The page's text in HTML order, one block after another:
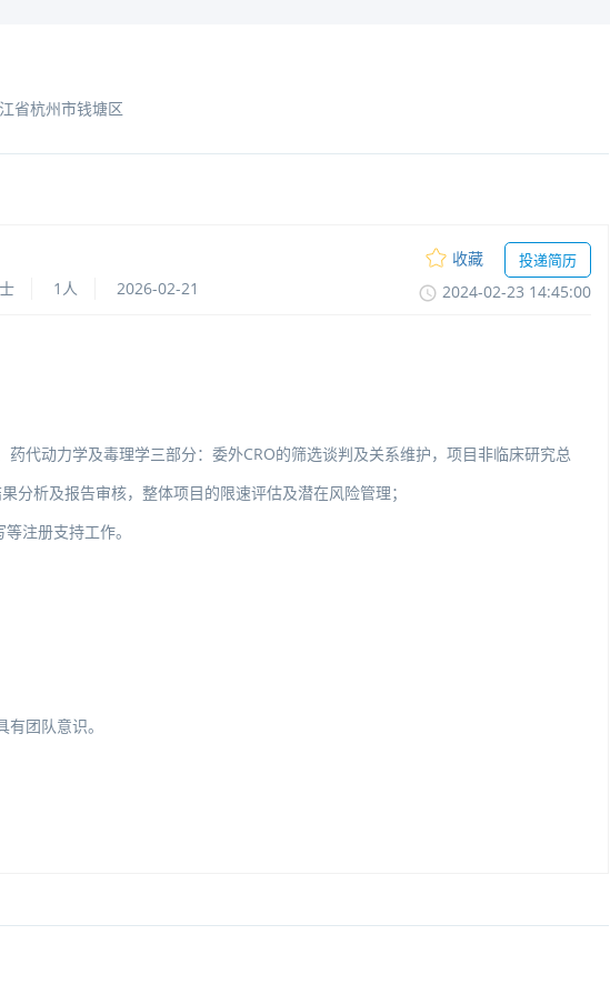
省杭州市钱塘区
1人 2026-02-21
收藏 投递简历
2024-02-2314:45:00
代动力学及毒理学三部分：委外CRO的筛选谈判及关系维护，项目非临床研究总
分析及报告审核，整体项目的限速评估及潜在风险管理；
注册支持工作。
团队意识。